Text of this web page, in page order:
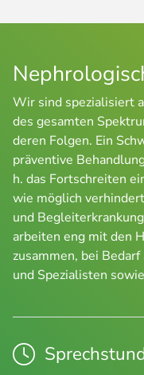
Wir sind spezialisiert
des gesamten
deren Folgen. Ein
präventive
h. das Fortschreiten
wie möglich
und
arbeiten eng mit den
zusammen, bei
und Spezialisten